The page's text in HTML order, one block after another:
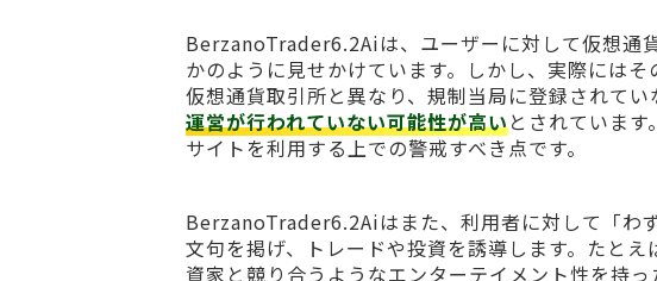
BerzanoTrader6.2Aiは、ユーザーに対して仮想通
かのように見せかけています。しかし、実際には
仮想通貨取引所と異なり、規制当局に登録されてい
運営が行われていない可能性が高いとされていま
サイトを利用する上での警戒すべき点です。
BerzanoTrader6.2Aiはまた、利用者に対して「わ
文句を掲げ、トレードや投資を誘導します。たと
資家と競り合うようなエンターテイメント性を持